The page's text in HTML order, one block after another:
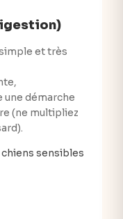
et très
une démarche
(ne multipliez
sensibles